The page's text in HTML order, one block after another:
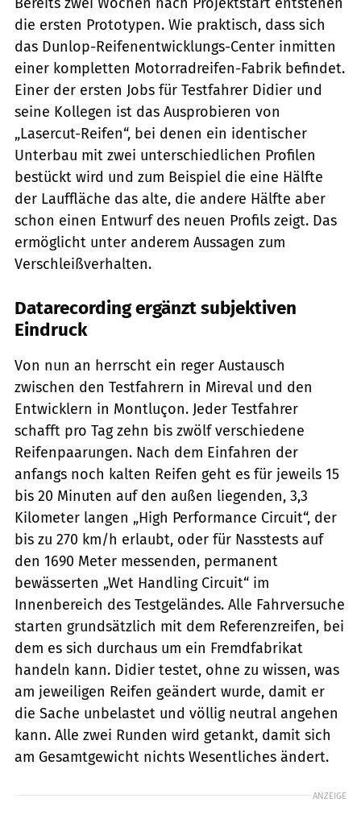
die ersten Prototypen. Wie praktisch, dass sich
das Dunlop-Reifenentwicklungs-Center inmitten
einer kompletten Motorradreifen-Fabrik befindet.
Einer der ersten Jobs für Testfahrer Didier und
seine Kollegen ist das Ausprobieren von
„Lasercut-Reifen“, bei denen ein identischer
Unterbau mit zwei unterschiedlichen Profilen
bestückt wird und zum Beispiel die eine Hälfte
der Lauffläche das alte, die andere Hälfte aber
schon einen Entwurf des neuen Profils zeigt. Das
ermöglicht unter anderem Aussagen zum
Verschleißverhalten.
Datarecording ergänzt subjektiven
Eindruck
Von nun an herrscht ein reger Austausch
zwischen den Testfahrern in Mireval und den
Entwicklern in Montluçon. Jeder Testfahrer
schafft pro Tag zehn bis zwölf verschiedene
Reifenpaarungen. Nach dem Einfahren der
anfangs noch kalten Reifen geht es für jeweils 15
bis 20 Minuten auf den außen liegenden, 3,3
Kilometer langen „High Performance Circuit“, der
bis zu 270 km/h erlaubt, oder für Nasstests auf
den 1690 Meter messenden, permanent
bewässerten „Wet Handling Circuit“ im
Innenbereich des Testgeländes. Alle Fahrversuche
starten grundsätzlich mit dem Referenzreifen, bei
dem es sich durchaus um ein Fremdfabrikat
handeln kann. Didier testet, ohne zu wissen, was
am jeweiligen Reifen geändert wurde, damit er
die Sache unbelastet und völlig neutral angehen
kann. Alle zwei Runden wird getankt, damit sich
am Gesamtgewicht nichts Wesentliches ändert.
ANZEIGE